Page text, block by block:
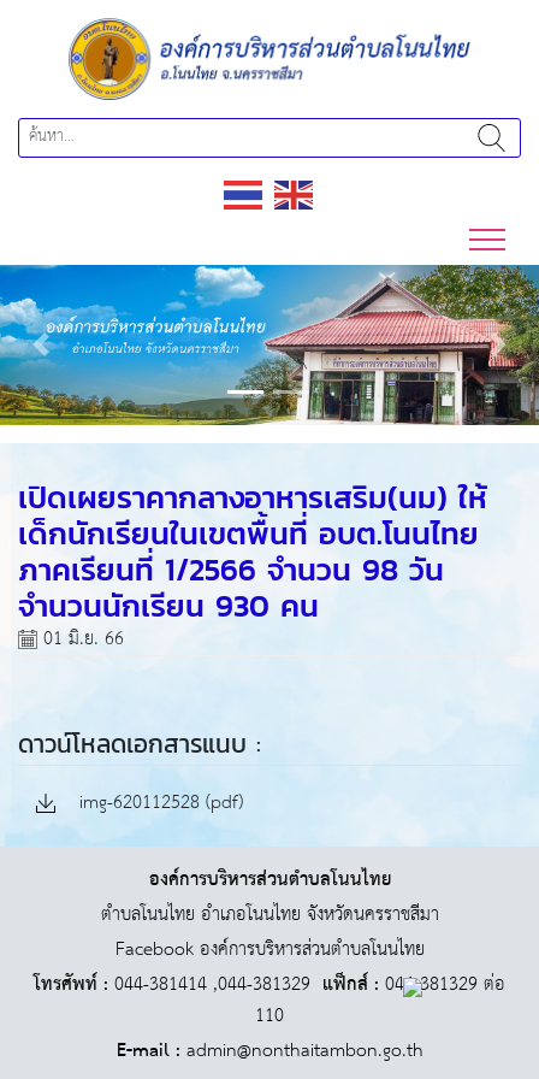
Previous Next
เปิดเผยราคากลางอาหารเสริม(นม) ให้
เด็กนักเรียนในเขตพื้นที่ อบต.โนนไทย
ภาคเรียนที่ 1/2566 จำนวน 98 วัน
จำนวนนักเรียน 930 คน
01 มิ.ย. 66
ดาวน์โหลดเอกสารแนบ :
img-620112528 (pdf)
องค์การบริหารส่วนตำบลโนนไทย
ตำบลโนนไทย อำเภอโนนไทย จังหวัดนครราชสีมา
Facebook องค์การบริหารส่วนตำบลโนนไทย
โทรศัพท์ : 044-381414 ,044-381329 แฟ็กส์ : 044-381329 ต่อ
110
E-mail : admin@nonthaitambon.go.th